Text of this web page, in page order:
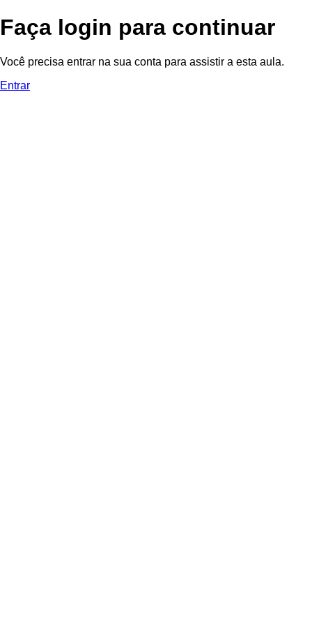
Faça login para continuar
Você precisa entrar na sua conta para assistir a esta aula.
Entrar